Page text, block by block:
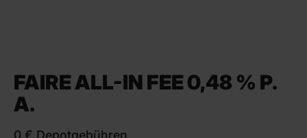
FAIRE ALL-IN FEE 0,48 % P.
A.
0 € Depotgebühren